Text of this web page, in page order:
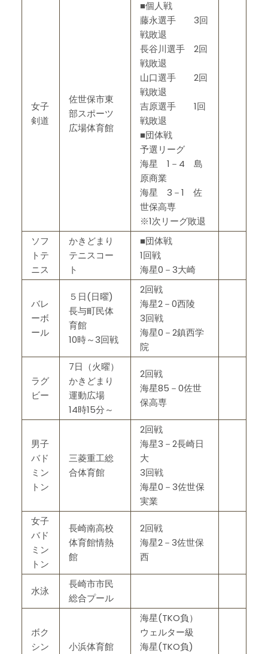
女子
剣道
佐世保市東
部スポーツ
広場体育館
■個人戦
藤永選手 3回
戦敗退
長谷川選手 2回
戦敗退
山口選手 2回
戦敗退
吉原選手 1回
戦敗退
■団体戦
予選リーグ
海星 1－4 島
原商業
海星 3－1 佐
世保高専
※1次リーグ敗退
ソフ
トテ
ニス
かきどまり
テニスコー
ト
■団体戦
1回戦
海星0－3大崎
バレ
ーボ
ール
５日(日曜)
長与町民体
育館
10時～3回戦
2回戦
海星2－0西陵
3回戦
海星0－2鎮西学
院
ラグ
ビー
7日（火曜）
かきどまり
運動広場
14時15分～
2回戦
海星85－0佐世
保高専
男子
バド
ミン
トン
三菱重工総
合体育館
2回戦
海星3－2長崎日
大
3回戦
海星0－3佐世保
実業
女子
バド
ミン
トン
長崎南高校
体育館情熱
館
2回戦
海星2－3佐世保
西
水泳
長崎市市民
総合プール
ボク
シン
小浜体育館
海星(TKO負）
ウェルター級
海星(TKO負)